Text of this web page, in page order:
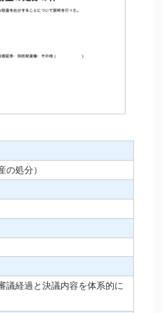
の処分）
議経過と決議内容を体系的に